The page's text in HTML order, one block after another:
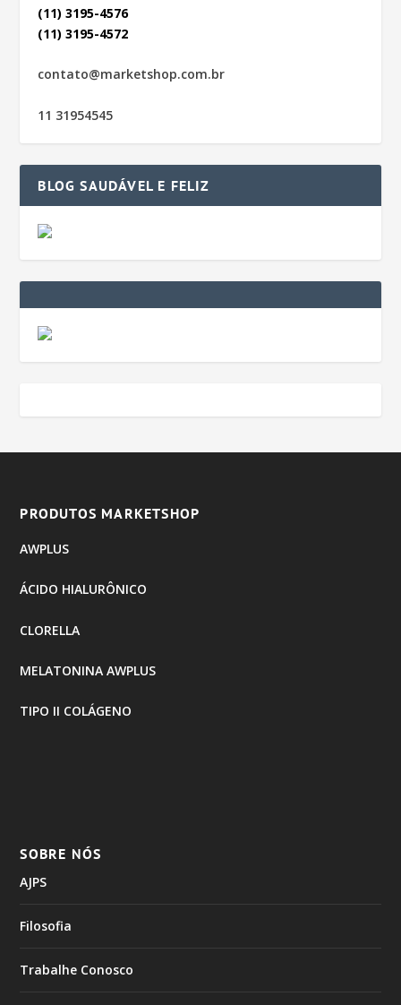
(11) 3195-4576
(11) 3195-4572
contato@marketshop.com.br
11 31954545
BLOG SAUDÁVEL E FELIZ
PRODUTOS MARKETSHOP
AWPLUS
ÁCIDO HIALURÔNICO
CLORELLA
MELATONINA AWPLUS
TIPO II COLÁGENO
SOBRE NÓS
AJPS
Filosofia
Trabalhe Conosco